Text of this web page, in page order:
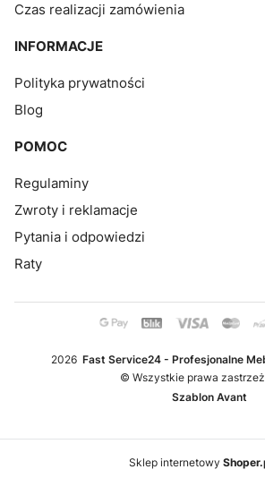
Czas realizacji zamówienia
INFORMACJE
Polityka prywatności
Blog
POMOC
Regulaminy
Zwroty i reklamacje
Pytania i odpowiedzi
Raty
2026 Fast Service24 - Profesjonalne
© Wszystkie prawa
Szablon Avant
Sklep internetowy